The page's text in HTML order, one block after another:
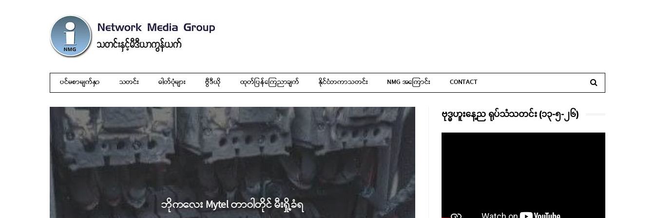
ပင်မစာမျက်နှာ သတင်း ဓါတ်ပုံများ ဗွီဒီယို ထုတ်ပြန်ကြေညာချက် နိုင်ငံတကာသတင်း NMG အကြောင်း CONTACT
ဘိုကလေး Mytel တာဝါတိုင် မီးရှို့ခံရ
ဗုဒ္ဓဟူးနေ့ည ရုပ်သံသတင်း (၁၃-၅-၂၆)